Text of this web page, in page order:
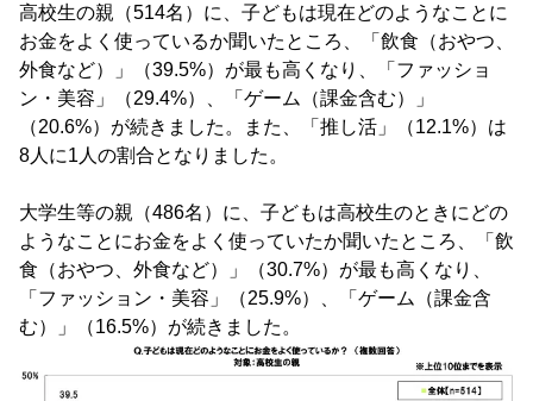
高校生の親（514名）に、子どもは現在どのようなことに
お金をよく使っているか聞いたところ、「飲食（おやつ、
外食など）」（39.5%）が最も高くなり、「ファッショ
ン・美容」（29.4%）、「ゲーム（課金含む）」
（20.6%）が続きました。また、「推し活」（12.1%）は
8人に1人の割合となりました。
大学生等の親（486名）に、子どもは高校生のときにどの
ようなことにお金をよく使っていたか聞いたところ、「飲
食（おやつ、外食など）」（30.7%）が最も高くなり、
「ファッション・美容」（25.9%）、「ゲーム（課金含
む）」（16.5%）が続きました。